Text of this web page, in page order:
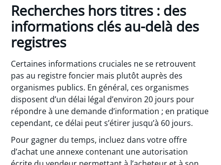
Recherches hors titres : des
informations clés au-delà des
registres
Certaines informations cruciales ne se retrouvent
pas au registre foncier mais plutôt auprès des
organismes publics. En général, ces organismes
disposent d’un délai légal d’environ 20 jours pour
répondre à une demande d’information ; en pratique
cependant, ce délai peut s’étirer jusqu’à 60 jours.
Pour gagner du temps, incluez dans votre offre
d’achat une annexe contenant une autorisation